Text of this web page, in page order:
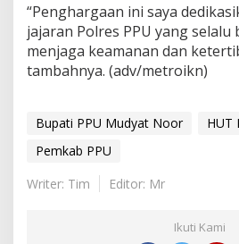
“Penghargaan ini saya
jajaran Polres PPU yang selalu
menjaga keamanan dan
tambahnya. (adv/metroikn)
Bupati PPU Mudyat Noor
HUT
Pemkab PPU
Writer: Tim
Editor: Mr
Ikuti Kami